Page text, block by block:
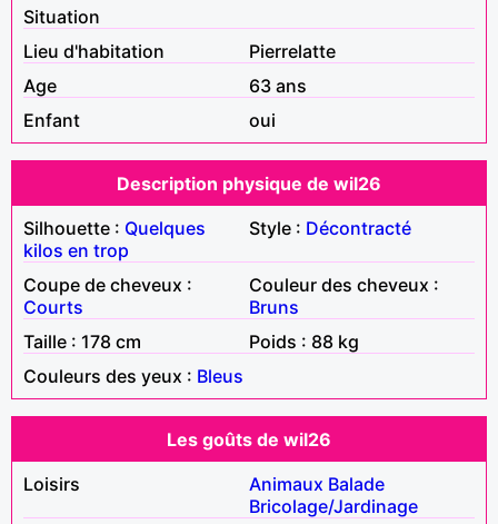
Situation
Lieu d'habitation
Pierrelatte
Age
63 ans
Enfant
oui
Description physique de wil26
Silhouette : Quelques
kilos en trop
Style : Décontracté
Coupe de cheveux :
Courts
Couleur des cheveux :
Bruns
Taille : 178 cm
Poids : 88 kg
Couleurs des yeux : Bleus
Les goûts de wil26
Loisirs
Animaux Balade
Bricolage/Jardinage